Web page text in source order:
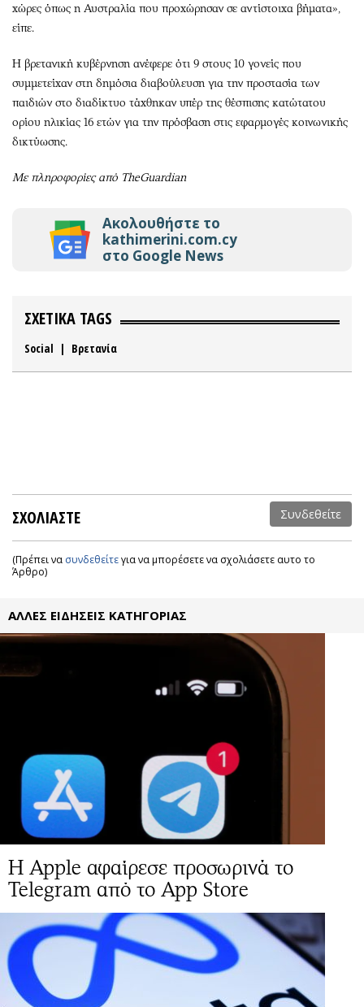
χώρες όπως η Αυστραλία που προχώρησαν σε αντίστοιχα βήματα»,
είπε.
Η βρετανική κυβέρνηση ανέφερε ότι 9 στους 10 γονείς που
συμμετείχαν στη δημόσια διαβούλευση για την προστασία των
παιδιών στο διαδίκτυο τάχθηκαν υπέρ της θέσπισης κατώτατου
ορίου ηλικίας 16 ετών για την πρόσβαση στις εφαρμογές κοινωνικής
δικτύωσης.
Με πληροφορίες από TheGuardian
Ακολουθήστε το
kathimerini.com.cy
στο Google News
ΣΧΕΤΙΚΑ TAGS
Social | Βρετανία
ΣΧΟΛΙΑΣΤΕ Συνδεθείτε
(Πρέπει να συνδεθείτεγια να μπορέσετε να σχολιάσετε αυτο το
Άρθρο)
ΑΛΛΕΣ ΕΙΔΗΣΕΙΣ ΚΑΤΗΓΟΡΙΑΣ
Η Apple αφαίρεσε προσωρινά το
Telegram από το App Store